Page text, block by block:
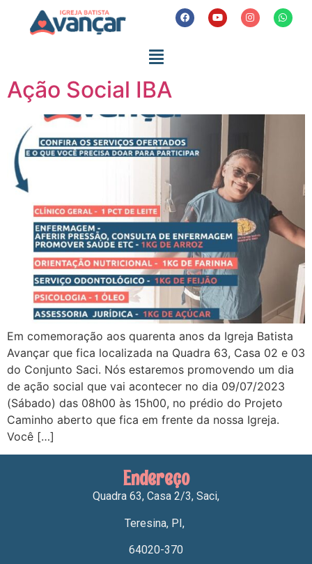
Ação Social IBA
Em comemoração aos quarenta anos da Igreja Batista
Avançar que fica localizada na Quadra 63, Casa 02 e 03
do Conjunto Saci. Nós estaremos promovendo um dia
de ação social que vai acontecer no dia 09/07/2023
(Sábado) das 08h00 às 15h00, no prédio do Projeto
Caminho aberto que fica em frente da nossa Igreja.
Você […]
Endereço
Quadra 63, Casa 2/3, Saci,
Teresina, PI,
64020-370